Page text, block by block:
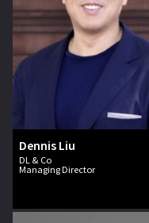
Dennis Liu
DL & Co
Managing Director